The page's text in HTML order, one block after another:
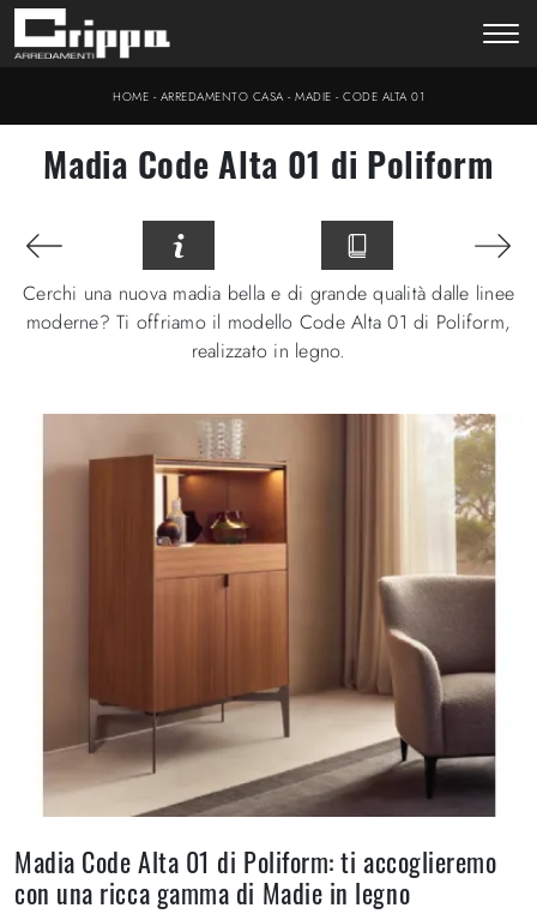
HOME - ARREDAMENTO CASA - MADIE - CODE ALTA 01
Madia Code Alta 01 di Poliform
Cerchi una nuova madia bella e di grande qualità dalle linee
moderne? Ti offriamo il modello Code Alta 01 di Poliform,
realizzato in legno.
Madia Code Alta 01 di Poliform: ti accoglieremo
con una ricca gamma di Madie in legno